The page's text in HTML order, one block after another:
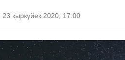
23 қыркүйек 2020, 17:00